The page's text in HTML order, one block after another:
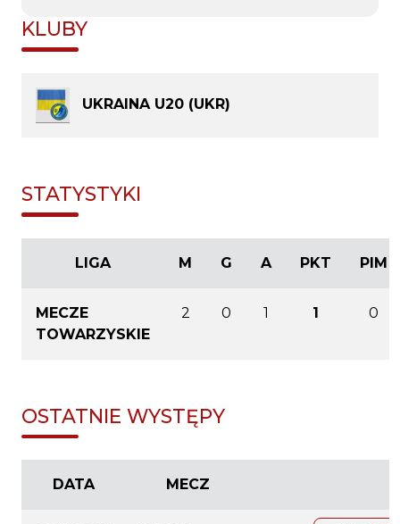
KLUBY
UKRAINA U20 (UKR)
STATYSTYKI
LIGA M G A PKT PIM
MECZE
TOWARZYSKIE
2 0 1 1 0
OSTATNIE WYSTĘPY
DATA MECZ